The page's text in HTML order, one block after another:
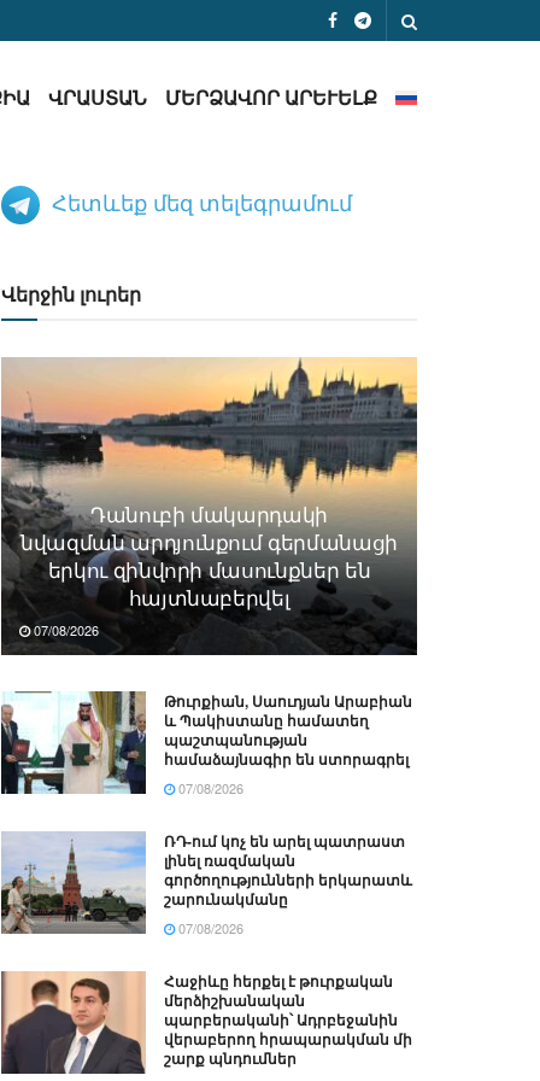
ՎՐԱՍՏԱՆ ՄԵՐՁԱՎՈՐ ԱՐԵՒԵԼՔ
Հետևեք մեզ տելեգրամում
Վերջին լուրեր
Դանուբի մակարդակի
նվազման արդյունքում գերմանացի
երկու զինվորի մասունքներ են
հայտնաբերվել
07/08/2026
Թուրքիան, Սաուդյան Արաբիան
և Պակիստանը համատեղ
պաշտպանության
համաձայնագիր են ստորագրել
07/08/2026
ՌԴ-ում կոչ են արել պատրաստ
լինել ռազմական
գործողությունների երկարատև
շարունակմանը
07/08/2026
Հաջիևը հերքել է թուրքական
մերձիշխանական
պարբերականի՝ Ադրբեջանին
վերաբերող հրապարակման մի
շարք պնդումներ